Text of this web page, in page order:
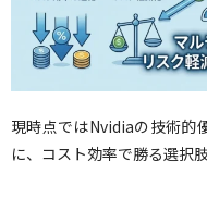
現時点ではNvidiaの技術的
に、コスト効率で勝る選択